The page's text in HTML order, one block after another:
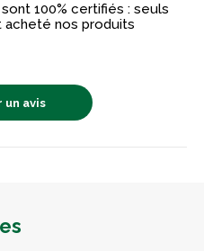
100% certifiés : seuls
nos produits
un avis